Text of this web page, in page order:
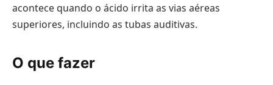
acontece quando o ácido irrita as vias aéreas
superiores, incluindo as tubas auditivas.
O que fazer